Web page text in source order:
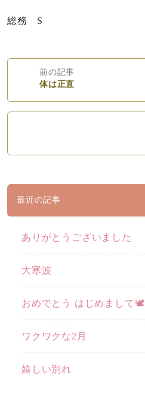
総務 S
前の記事
体は正直
最近の記事
ありがとうございました
大寒波
おめでとう はじめまして🕊️
ワクワクな2月
嬉しい別れ